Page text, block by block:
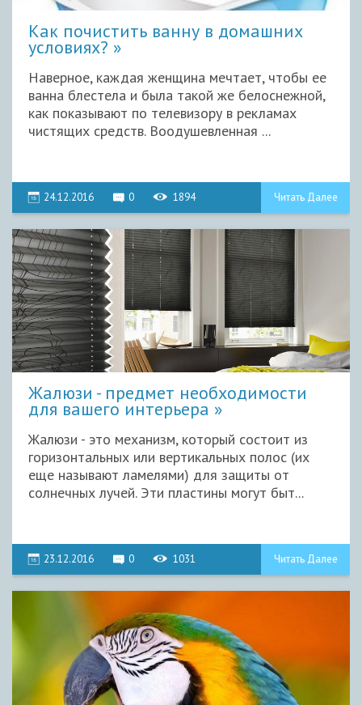
Как почистить ванну в домашних
условиях?
Наверное, каждая женщина мечтает, чтобы ее
ванна блестела и была такой же белоснежной,
как показывают по телевизору в рекламах
чистящих средств. Воодушевленная ...
24.12.2016 0 1894 Читать Далее
Жалюзи - предмет необходимости
для вашего интерьера
Жалюзи - это механизм, который состоит из
горизонтальных или вертикальных полос (их
еще называют ламелями) для защиты от
солнечных лучей. Эти пластины могут быт...
23.12.2016 0 1031 Читать Далее